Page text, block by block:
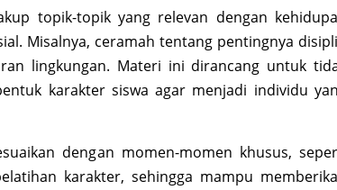
topik-topik yang relevan dengan
Misalnya, ceramah tentang pentingnya
lingkungan. Materi ini dirancang untuk
karakter siswa agar menjadi individu
dengan momen-momen khusus,
karakter, sehingga mampu